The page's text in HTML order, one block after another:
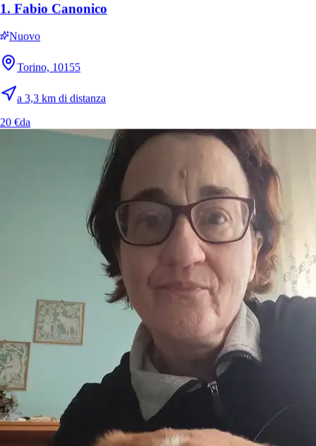
Ramona Basile
a 2,3 km di distanza
È più facile cercare i pet sitter nell’app
Scarica l’app Sittsy
1. Fabio Canonico
Nuovo
Torino, 10155
a 3,3 km di distanza
20 €da